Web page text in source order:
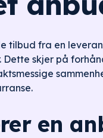
tilbud fra en
skjer på
en